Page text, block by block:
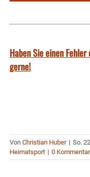
Haben Sie einen
gerne!
Von Christian Huber | So.
Heimatsport | 0